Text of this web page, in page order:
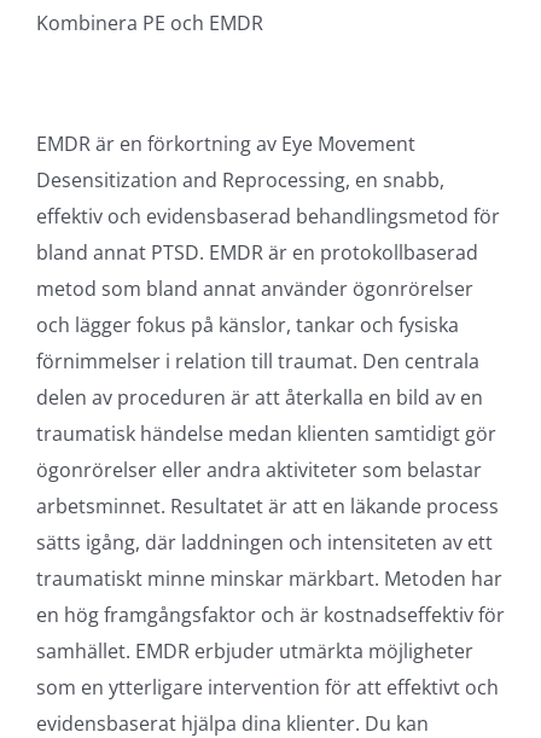
Kombinera PE och EMDR
EMDR är en förkortning av Eye Movement
Desensitization and Reprocessing, en snabb,
effektiv och evidensbaserad behandlingsmetod för
bland annat PTSD. EMDR är en protokollbaserad
metod som bland annat använder ögonrörelser
och lägger fokus på känslor, tankar och fysiska
förnimmelser i relation till traumat. Den centrala
delen av proceduren är att återkalla en bild av en
traumatisk händelse medan klienten samtidigt gör
ögonrörelser eller andra aktiviteter som belastar
arbetsminnet. Resultatet är att en läkande process
sätts igång, där laddningen och intensiteten av ett
traumatiskt minne minskar märkbart. Metoden har
en hög framgångsfaktor och är kostnadseffektiv för
samhället. EMDR erbjuder utmärkta möjligheter
som en ytterligare intervention för att effektivt och
evidensbaserat hjälpa dina klienter. Du kan